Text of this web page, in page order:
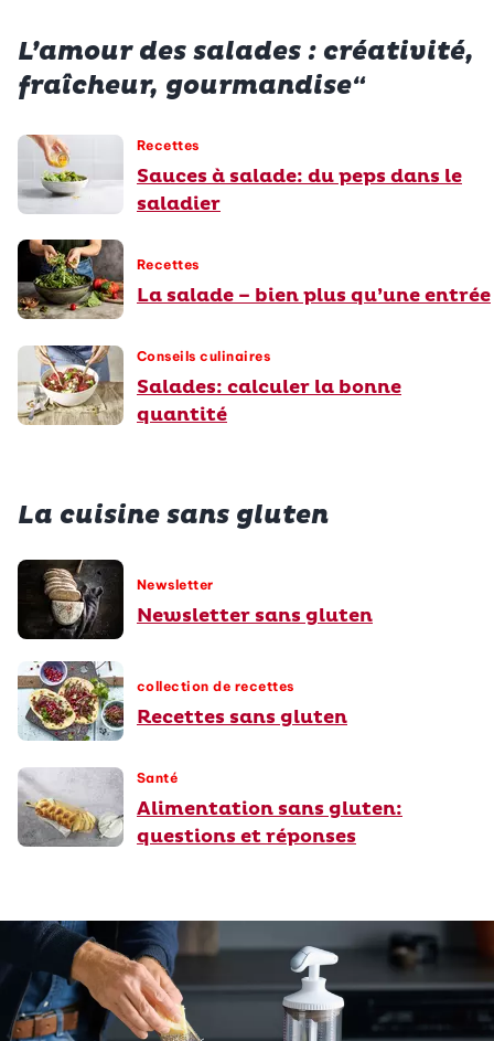
L’amour des salades : créativité,
fraîcheur, gourmandise“
Recettes
Sauces à salade: du peps dans le
saladier
Recettes
La salade – bien plus qu’une entrée
Conseils culinaires
Salades: calculer la bonne
quantité
La cuisine sans gluten
Newsletter
Newsletter sans gluten
collection de recettes
Recettes sans gluten
Santé
Alimentation sans gluten:
questions et réponses